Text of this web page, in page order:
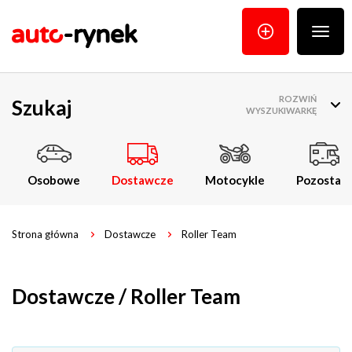
menu
Szukaj
Osobowe Dostawcze Motocykle Pozostałe
ROZWIŃ
WYSZUKIWARKĘ
Strona główna Dostawcze Roller Team
Dostawcze / Roller Team